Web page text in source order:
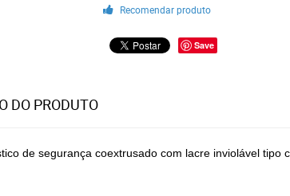
Recomendar produto
Save
DO PRODUTO
de segurança coextrusado com lacre inviolável tipo